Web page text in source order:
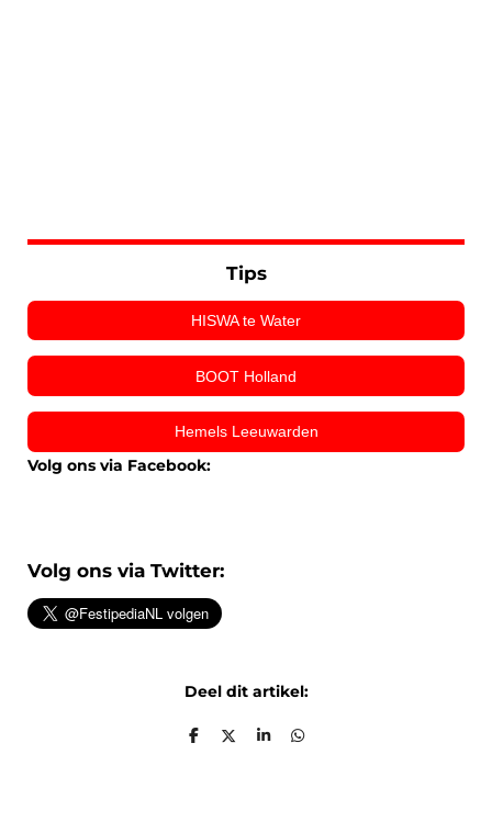
Tips
HISWA te Water
BOOT Holland
Hemels Leeuwarden
Volg ons via Facebook:
Volg ons via Twitter:
Deel dit artikel:
D
D
S
D